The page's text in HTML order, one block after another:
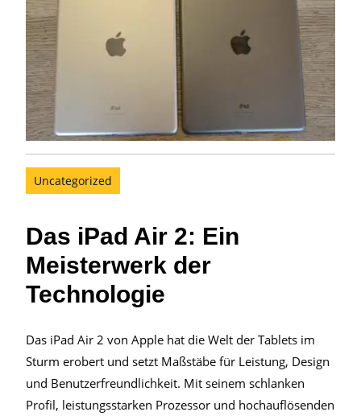
Uncategorized
Das iPad Air 2: Ein
Meisterwerk der
Technologie
Das iPad Air 2 von Apple hat die Welt der Tablets im
Sturm erobert und setzt Maßstäbe für Leistung, Design
und Benutzerfreundlichkeit. Mit seinem schlanken
Profil, leistungsstarken Prozessor und hochauflösenden